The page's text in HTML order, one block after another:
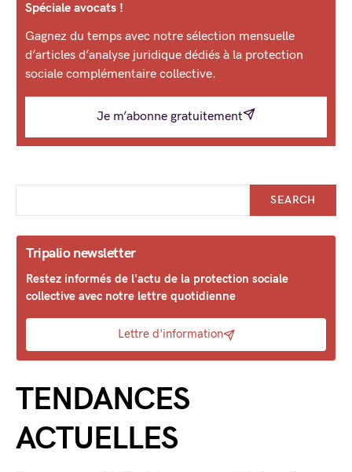
Spéciale avocats !
Gagnez du temps avec notre sélection mensuelle
d’articles d’analyse juridique dédiés à la protection
sociale complémentaire collective.
Je m’abonne gratuitement
SEARCH
Tripalio newsletter
Restez informés de l'actu de la protection sociale
collective avec notre lettre quotidienne
Lettre d'information
TENDANCES
ACTUELLES